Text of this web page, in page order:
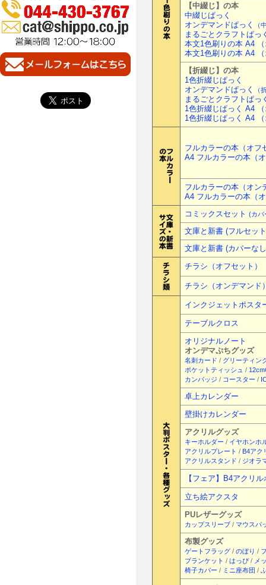
【中綴じ】の本
中綴じぱっく
オンデマンドぱっく
（
まるごとクラフトぱっ
本文1色刷りの本 A4
本文1色刷りの本 A4
【折綴じ】の本
1色折綴じぱっく
オンデマンドぱっく
（
まるごとクラフトぱっ
1色折綴じぱっく A4
1色折綴じぱっく A4
フルカラーの本（オフ
A4 フルカラーの本（
フルカラーの本（オン
A4 フルカラーの本（
コミックスセット (カバ
文庫と新書 (フルセッ
文庫と新書 (カバーな
チラシ（オフセット）
チラシ（オンデマンド
インクジェットポスタ
テーブルクロス
オリジナルノート
オンデマぷちグッズ
名刺カード / グリーティン
ポケットティッシュ /
カンバッジ / コースター /
卓上カレンダー
壁掛けカレンダー
アクリルグッズ
キーホルダー / イヤホンホ
アクリルプレート / B4アク
アクリルスタンド / ジオラ
【フェア】B4アクリ
立ち絵アクスタ
PUレザーグッズ
カップスリーブ/ マウスパ
布製グッズ
ゲートフラッグ/ のぼり /
ブランケット / はっぴ/ メ
椅子カバー / ミニ座布団 /